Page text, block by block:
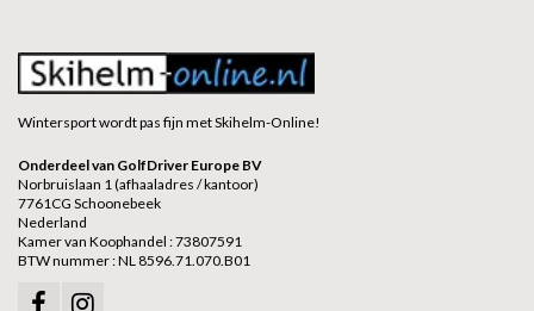
Wintersport wordt pas fijn met Skihelm-Online!
Onderdeel van GolfDriver Europe BV
Norbruislaan 1 (afhaaladres / kantoor)
7761CG Schoonebeek
Nederland
Kamer van Koophandel : 73807591
BTW nummer : NL 8596.71.070.B01